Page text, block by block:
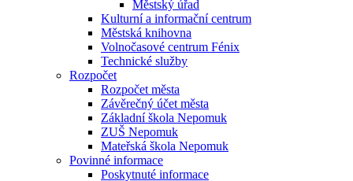
Městský úřad
Kulturní a informační centrum
Městská knihovna
Volnočasové centrum Fénix
Technické služby
Rozpočet
Rozpočet města
Závěrečný účet města
Základní škola Nepomuk
ZUŠ Nepomuk
Mateřská škola Nepomuk
Povinné informace
Poskytnuté informace